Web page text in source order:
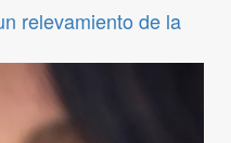
relevamiento de la